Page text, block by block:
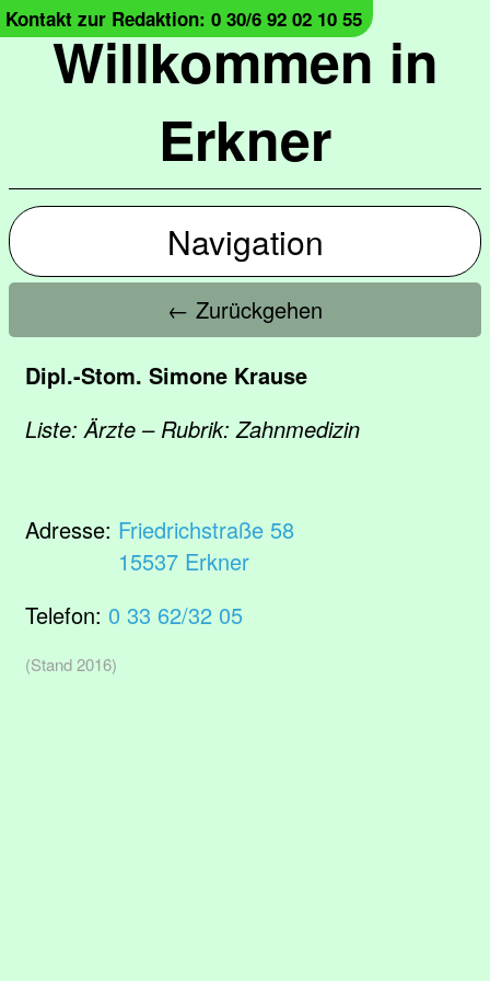
Willkommen in
Erkner
Kontakt zur Redaktion: 0 30/6 92 02 10 55
Navigation
← Zurückgehen
Dipl.-Stom. Simone Krause
Liste: Ärzte – Rubrik: Zahnmedizin
Adresse: Friedrichstraße 58
15537 Erkner
Telefon: 0 33 62/32 05
(Stand 2016)